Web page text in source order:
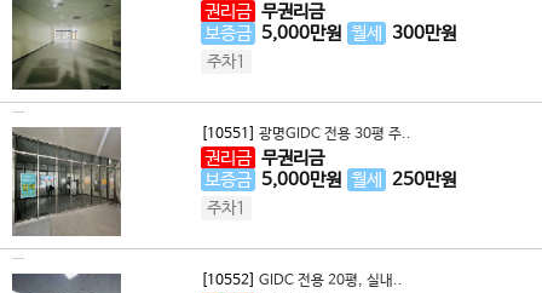
권리금 무권리금
보증금 5,000만원 월세 300만원
주차1
[10551] 광명GIDC 전용 30평 주..
권리금 무권리금
보증금 5,000만원 월세 250만원
주차1
[10552] GIDC 전용 20평, 실내..